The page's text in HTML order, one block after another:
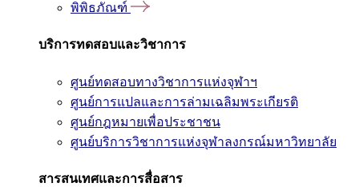
พิพิธภัณฑ์
บริการทดสอบและวิชาการ
ศูนย์ทดสอบทางวิชาการแห่งจุฬาฯ
ศูนย์การแปลและการล่ามเฉลิมพระเกียรติ
ศูนย์กฎหมายเพื่อประชาชน
ศูนย์บริการวิชาการแห่งจุฬาลงกรณ์มหาวิทยาลัย
สารสนเทศและการสื่อสาร